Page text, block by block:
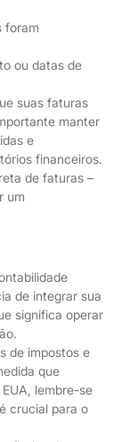
foram
ou datas de
suas faturas
manter
e
financeiros.
de faturas –
um
de integrar sua
significa operar
de impostos e
que
lembre-se
crucial para o